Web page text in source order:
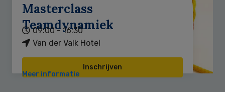
Masterclass
Teamdynamiek
09:00 - 16:30
Van der Valk Hotel
Inschrijven
Meer informatie